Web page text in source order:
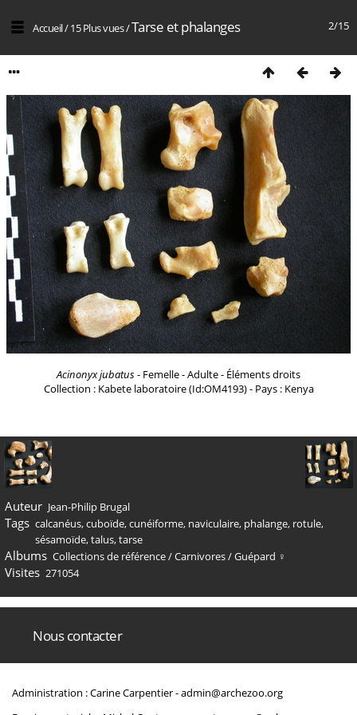
2/15
Accueil/15 Plus vues/Tarse et phalanges
Acinonyx jubatus- Femelle - Adulte - Éléments droits
Collection : Kabete laboratoire (Id:OM4193) - Pays : Kenya
Auteur Jean-Philip Brugal
Tags calcanéus,cuboïde,cunéiforme, naviculaire, phalange, rotule,
sésamoïde,talus,tarse
Albums Collections de référence/Carnivores/Guépard ♀
Visites 271054
Nous contacter
Administration : Carine Carpentier -admin@archezoo.org